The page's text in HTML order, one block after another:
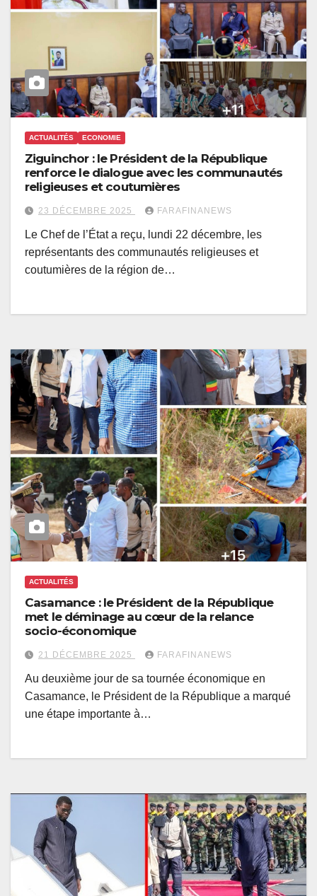
ACTUALITÉS ECONOMIE
Ziguinchor : le Président de la République
renforce le dialogue avec les communautés
religieuses et coutumières
23 DÉCEMBRE 2025 FARAFINANEWS
Le Chef de l’État a reçu, lundi 22 décembre, les
représentants des communautés religieuses et
coutumières de la région de…
ACTUALITÉS
Casamance : le Président de la République
met le déminage au cœur de la relance
socio-économique
21 DÉCEMBRE 2025 FARAFINANEWS
Au deuxième jour de sa tournée économique en
Casamance, le Président de la République a marqué
une étape importante à…